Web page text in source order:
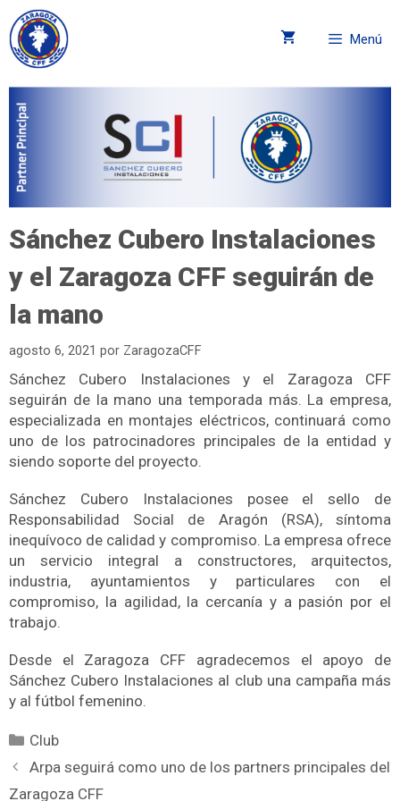
Menú
Sánchez Cubero Instalaciones
y el Zaragoza CFF seguirán de
la mano
agosto 6, 2021 por ZaragozaCFF
Sánchez Cubero Instalaciones y el Zaragoza CFF
seguirán de la mano una temporada más. La empresa,
especializada en montajes eléctricos, continuará como
uno de los patrocinadores principales de la entidad y
siendo soporte del proyecto.
Sánchez Cubero Instalaciones posee el sello de
Responsabilidad Social de Aragón (RSA), síntoma
inequívoco de calidad y compromiso. La empresa ofrece
un servicio integral a constructores, arquitectos,
industria, ayuntamientos y particulares con el
compromiso, la agilidad, la cercanía y a pasión por el
trabajo.
Desde el Zaragoza CFF agradecemos el apoyo de
Sánchez Cubero Instalaciones al club una campaña más
y al fútbol femenino.
Club
Arpa seguirá como uno de los partners principales del
Zaragoza CFF